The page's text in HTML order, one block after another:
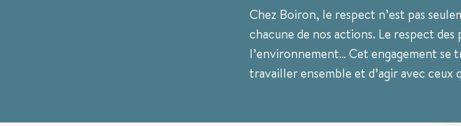
Chez Boiron, le respect n’est pas
chacune de nos actions. Le respect
l’environnement… Cet engagement se
travailler ensemble et d’agir avec ceux